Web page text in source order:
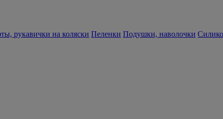
рукавички на коляски Пеленки Подушки, наволочки